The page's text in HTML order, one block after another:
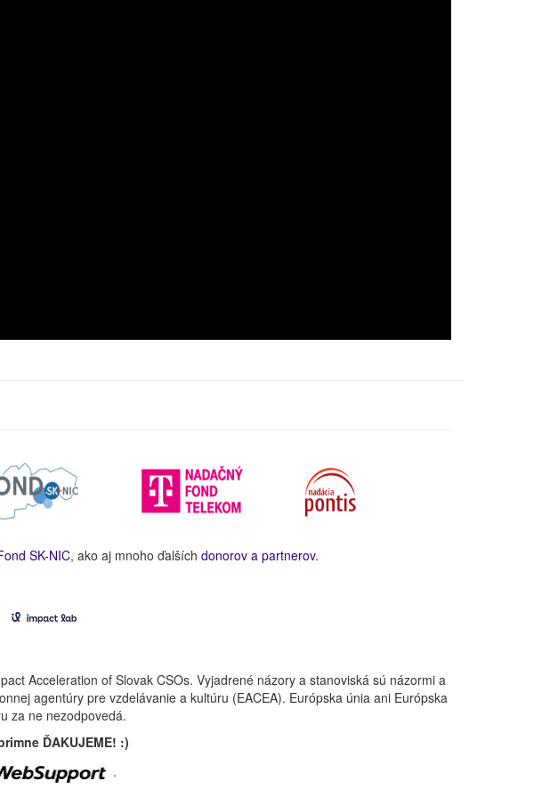
SK-NIC, ako aj mnoho ďalších donorov a partnerov.
Acceleration of Slovak CSOs. Vyjadrené názory a stanoviská sú názormi a
agentúry pre vzdelávanie a kultúru (EACEA). Európska únia ani Európska
za ne nezodpovedá.
ĎAKUJEME! :)
.